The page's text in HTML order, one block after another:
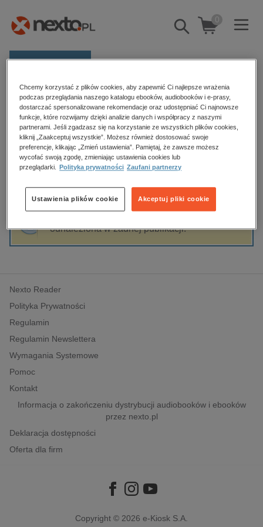
Pokaż/schowaj
wyszukiwarkę
0
E-prasa
Kategorie
Zobacz wszystkie E-prasa
budownictwo, aranżacja wnętrz
biznesowe, branżowe, gospodarka
edukacja
hobby, sport, rozrywka
komputery, internet, technologie, informatyka
polityka, społeczno-informacyjne
psychologiczne
inne
popularno-naukowe
historia
Strona główna Radosław Dziedzic
Radosław Dziedzic
Sortowanie Filtrowanie
odnaleziona w żadnej publikacji.
Nexto Reader
Polityka Prywatności
Regulamin
Regulamin Newslettera
Wymagania Systemowe
Pomoc
Kontakt
Informacja o zakończeniu dystrybucji audiobooków i ebooków
przez nexto.pl
Deklaracja dostępności
Oferta dla firm
Copyright © 2026 e-Kiosk S.A.
Chcemy korzystać z plików cookies, aby zapewnić Ci najlepsze wrażenia
podczas przeglądania naszego katalogu ebooków, audiobooków i e-prasy,
dostarczać spersonalizowane rekomendacje oraz udostępniać Ci najnowsze
funkcje, które rozwijamy dzięki analizie danych i współpracy z naszymi
partnerami. Jeśli zgadzasz się na korzystanie ze wszystkich plików cookies,
kliknij „Zaakceptuj wszystkie”. Możesz również dostosować swoje
preferencje, klikając „Zmień ustawienia”. Pamiętaj, że zawsze możesz
wycofać swoją zgodę, zmieniając ustawienia cookies lub
przeglądarki.
Polityka prywatności Zaufani partnerzy
Akceptuj pliki cookie
Ustawienia plików cookie